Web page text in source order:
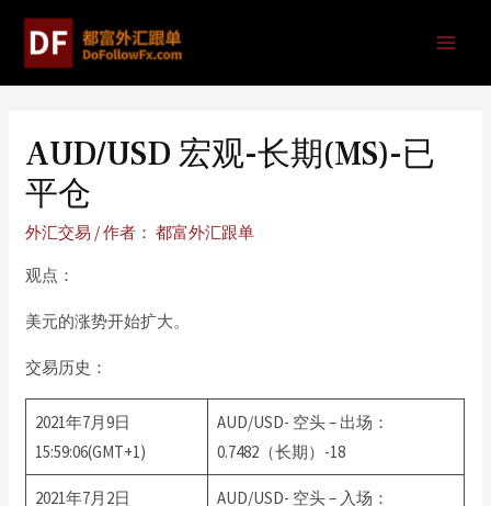
AUD/USD 宏观-长期(MS)-已
平仓
外汇交易 / 作者： 都富外汇跟单
观点：
美元的涨势开始扩大。
交易历史：
2021年7月9日
15:59:06(GMT+1)
AUD/USD- 空头 – 出场：
0.7482（长期）-18
2021年7月2日
AUD/USD- 空头 – 入场：